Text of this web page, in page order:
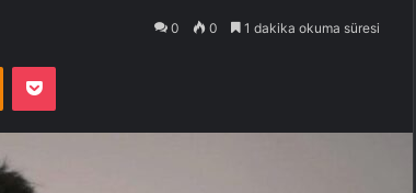
0 0 1 dakika okuma süresi
Odnoklassniki
Pocket